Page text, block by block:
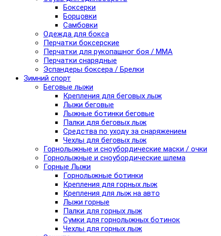
Боксерки
Борцовки
Самбовки
Одежда для бокса
Перчатки боксерские
Перчатки для рукопашног боя / ММА
Перчатки снарядные
Эспандеры боксера / Брелки
Зимний спорт
Беговые лыжи
Крепления для беговых лыж
Лыжи беговые
Лыжные ботинки беговые
Палки для беговых лыж
Средства по уходу за снаряжением
Чехлы для беговых лыж
Горнолыжные и сноубордические маски / очки
Горнолыжные и сноубордические шлема
Горные Лыжи
Горнолыжные ботинки
Крепления для горных лыж
Крепления для лыж на авто
Лыжи горные
Палки для горных лыж
Сумки для горнолыжных ботинок
Чехлы для горных лыж